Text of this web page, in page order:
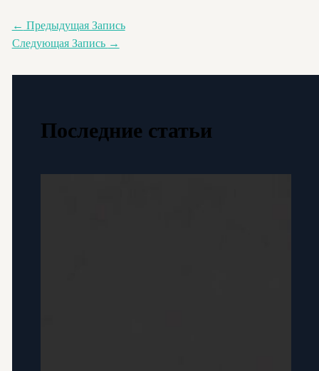
← Предыдущая Запись
Следующая Запись →
Последние статьи